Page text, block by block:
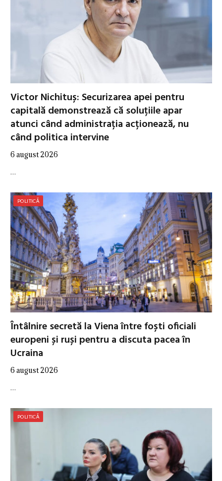
Victor Nichituș: Securizarea apei pentru
capitală demonstrează că soluțiile apar
atunci când administrația acționează, nu
când politica intervine
6 august 2026
…
POLITICĂ
Întâlnire secretă la Viena între foști oficiali
europeni și ruși pentru a discuta pacea în
Ucraina
6 august 2026
…
POLITICĂ